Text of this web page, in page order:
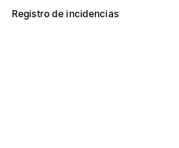
Registro de incidencias